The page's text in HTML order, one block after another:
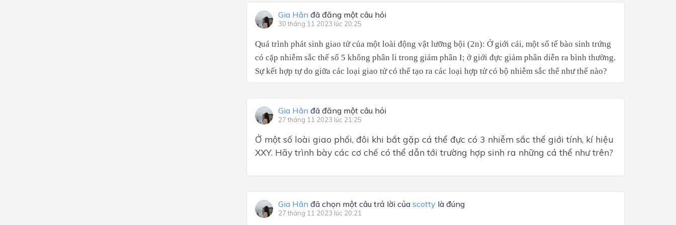
Gia Hân đã đăng một câu hỏi
30 tháng 11 2023 lúc 20:25
Quá trình phát sinh giao tử của một loài động vật lưỡng bội (2n): Ở giới cái, một số tế bào sinh trứng
có cặp nhiễm sắc thể số 5 không phân li trong giảm phân I; ở giới đực giảm phân diễn ra bình thường.
Sự kết hợp tự do giữa các loại giao tử có thể tạo ra các loại hợp tử có bộ nhiễm sắc thể như thế nào?
Gia Hân đã đăng một câu hỏi
27 tháng 11 2023 lúc 21:25
Ở một số loài giao phối, đôi khi bắt gặp cá thể đực có 3 nhiễm sắc thể giới tính, kí hiệu
XXY. Hãy trình bày các cơ chế có thể dẫn tới trường hợp sinh ra những cá thể như trên?
Gia Hân đã chọn một câu trả lời của scotty là đúng
27 tháng 11 2023 lúc 20:21